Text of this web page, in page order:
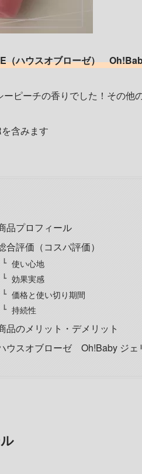
（ハウスオブローゼ）
ピーチの香りでした！その
含みます
品プロフィール
合評価（コスパ評価）
使い心地
効果実感
価格と使い切り期間
持続性
品のメリット・デメリット
ウスオブローゼ Oh!Baby ジェ